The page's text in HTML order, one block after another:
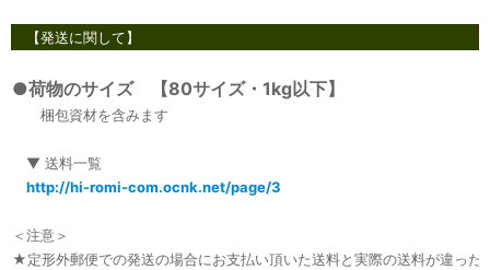
【発送に関して】
●荷物のサイズ 【80サイズ・1kg以下】
梱包資材を含みます
▼ 送料一覧
http://hi-romi-com.ocnk.net/page/3
＜注意＞
★定形外郵便での発送の場合にお支払い頂いた送料と実際の送料が違った